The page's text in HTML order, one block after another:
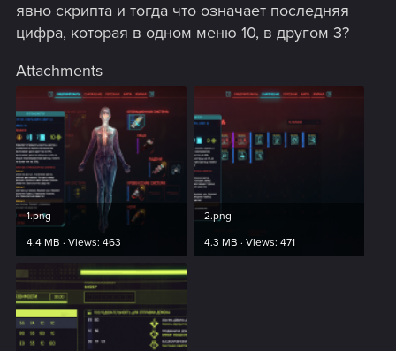
явно скрипта и тогда что означает последняя
цифра, которая в одном меню 10, в другом 3?
Attachments
1.png
4.4 MB · Views: 463
2.png
4.3 MB · Views: 471